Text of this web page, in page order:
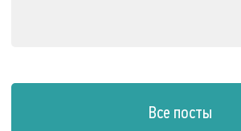
Все посты